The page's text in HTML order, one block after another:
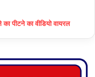
पीटने का वीडियो वायरल